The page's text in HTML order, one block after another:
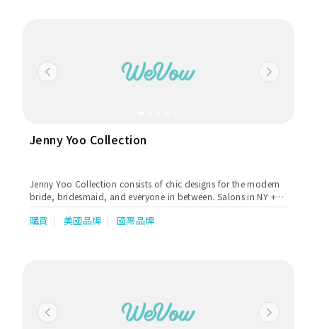
Previous Next
Jenny Yoo Collection
Jenny Yoo Collection consists of chic designs for the modern
bride, bridesmaid, and everyone in between. Salons in NY +
Chicago, available worldwide.
購買 美國品牌 國際品牌
Previous Next